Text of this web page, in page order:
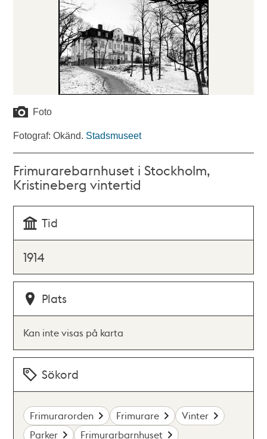
Foto
Fotograf: Okänd. Stadsmuseet
Frimurarebarnhuset i Stockholm,
Kristineberg vintertid
Tid
1914
Plats
Kan inte visas på karta
Sökord
Frimurarorden Frimurare
Vinter
Parker
Frimurarbarnhuset